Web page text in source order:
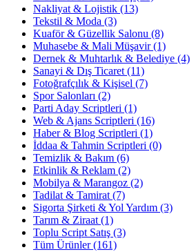
Nakliyat & Lojistik (13)
Tekstil & Moda (3)
Kuaför & Güzellik Salonu (8)
Muhasebe & Mali Müşavir(1)
Dernek & Muhtarlık & Belediye (4)
Sanayi & Dış Ticaret (11)
Fotoğrafçılık & Kişisel (7)
Spor Salonları (2)
Parti Aday Scriptleri (1)
Web & Ajans Scriptleri (16)
Haber & Blog Scriptleri (1)
İddaa & Tahmin Scriptleri (0)
Temizlik & Bakım (6)
Etkinlik & Reklam (2)
Mobilya & Marangoz (2)
Tadilat & Tamirat (7)
Sigorta Şirketi & Yol Yardım (3)
Tarım & Ziraat (1)
Toplu Script Satış (3)
Tüm Ürünler(161)